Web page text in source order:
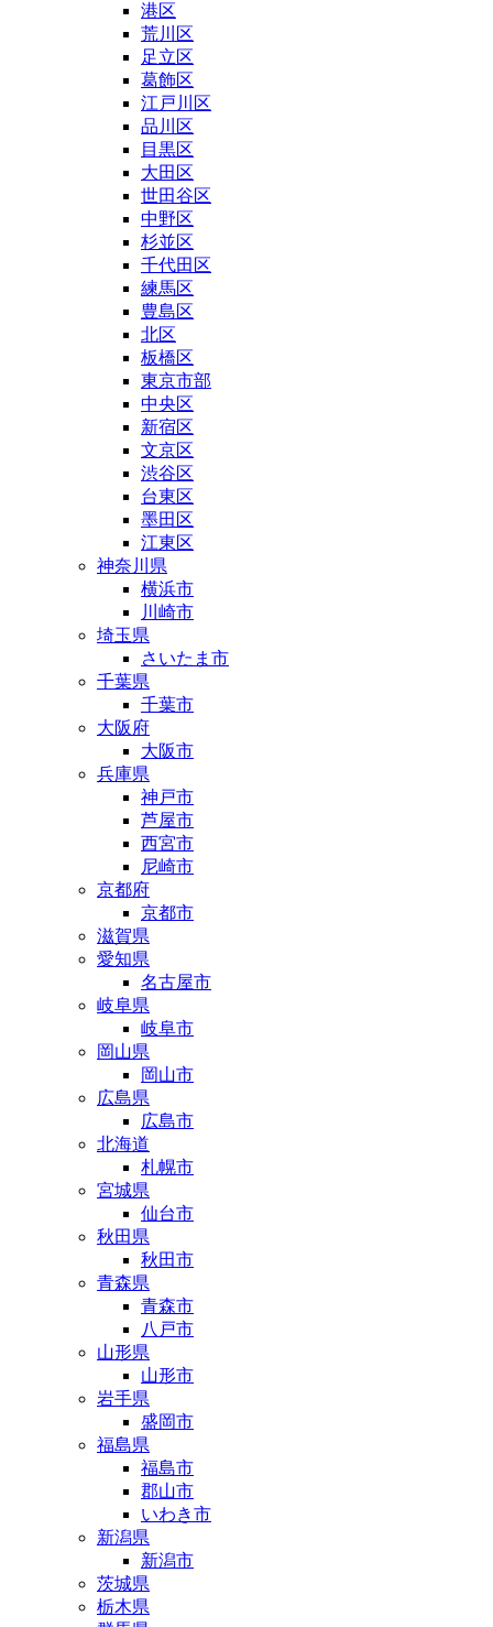
港区
荒川区
足立区
葛飾区
江戸川区
品川区
目黒区
大田区
世田谷区
中野区
杉並区
千代田区
練馬区
豊島区
北区
板橋区
東京市部
中央区
新宿区
文京区
渋谷区
台東区
墨田区
江東区
神奈川県
横浜市
川崎市
埼玉県
さいたま市
千葉県
千葉市
大阪府
大阪市
兵庫県
神戸市
芦屋市
西宮市
尼崎市
京都府
京都市
滋賀県
愛知県
名古屋市
岐阜県
岐阜市
岡山県
岡山市
広島県
広島市
北海道
札幌市
宮城県
仙台市
秋田県
秋田市
青森県
青森市
八戸市
山形県
山形市
岩手県
盛岡市
福島県
福島市
郡山市
いわき市
新潟県
新潟市
茨城県
栃木県